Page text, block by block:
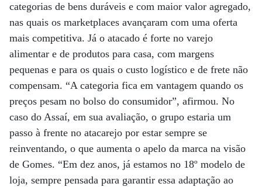
categorias de bens duráveis e com maior valor agregado,
nas quais os marketplaces avançaram com uma oferta
mais competitiva. Já o atacado é forte no varejo
alimentar e de produtos para casa, com margens
pequenas e para os quais o custo logístico e de frete não
compensam. “A categoria fica em vantagem quando os
preços pesam no bolso do consumidor”, afirmou. No
caso do Assaí, em sua avaliação, o grupo estaria um
passo à frente no atacarejo por estar sempre se
reinventando, o que aumenta o apelo da marca na visão
de Gomes. “Em dez anos, já estamos no 18º modelo de
loja, sempre pensada para garantir essa adaptação ao